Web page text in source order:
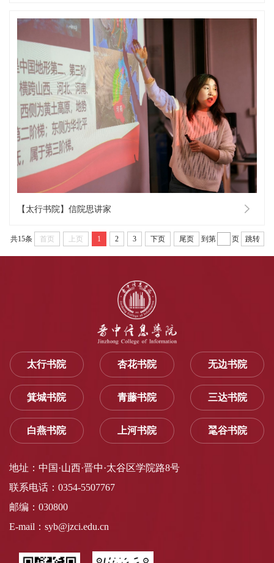
【太行书院】信院思讲家
共15条 首页 上页 1 2 3 下页 尾页 到第 页 跳转
太行书院 杏花书院 无边书院
箕城书院 青藤书院 三达书院
白燕书院 上河书院 毣谷书院
地址：中国·山西·晋中·太谷区学院路8号
联系电话：0354-5507767
邮编：030800
E-mail：syb@jzci.edu.cn